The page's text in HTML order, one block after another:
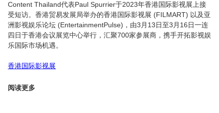
Content Thailand代表Paul Spurrier于2023年香港国际影视展上接
受短访。香港贸易发展局举办的香港国际影视展 (FILMART) 以及亚
洲影视娱乐论坛 (EntertainmentPulse)，由3月13日至3月16日一连
四日于香港会议展览中心举行，汇聚700家参展商，携手开拓影视娱
乐国际市场机遇。
香港国际影视展
阅读更多